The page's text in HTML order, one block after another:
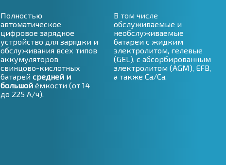
Полностью
автоматическое
цифровое зарядное
устройство для зарядки и
обслуживания всех типов
аккумуляторов
свинцово-кислотных
батарей средней и
большойёмкости (от 14
до 225 А/ч).
В том числе
обслуживаемые и
необслуживаемые
батареи с жидким
электролитом, гелевые
(GEL), с абсорбированным
электролитом (AGM), EFB,
а также Ca/Ca.